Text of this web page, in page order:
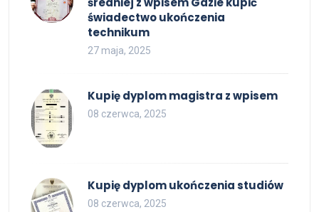
świadectwo ukończenia
technikum
27 maja, 2025
Kupię dyplom magistra z wpisem
08 czerwca, 2025
Kupię dyplom ukończenia studiów
08 czerwca, 2025